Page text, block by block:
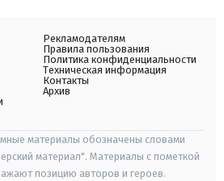
Рекламодателям
Правила пользования
Политика конфиденциальности
Техническая информация
Контакты
Архив
материалы обозначены словами
материал". Материалы с пометкой
позицию авторов и героев.